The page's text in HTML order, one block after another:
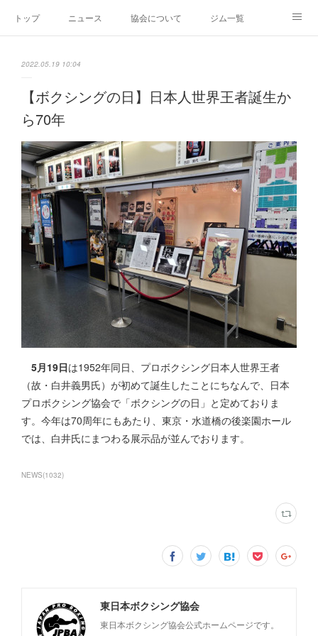
トップ ニュース 協会について ジム一覧
2022.05.19 10:04
【ボクシングの日】日本人世界王者誕生か
ら70年
5月19日は1952年同日、プロボクシング日本人世界王者
（故・白井義男氏）が初めて誕生したことにちなんで、日本
プロボクシング協会で「ボクシングの日」と定めておりま
す。今年は70周年にもあたり、東京・水道橋の後楽園ホール
では、白井氏にまつわる展示品が並んでおります。
NEWS(1032)
東日本ボクシング協会
東日本ボクシング協会公式ホームページです。